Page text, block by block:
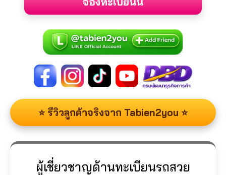
⭐ รีวิวลูกค้าจริงจาก Tabien2you ⭐
ผู้เชี่ยวชาญด้านทะเบียนรถสวย